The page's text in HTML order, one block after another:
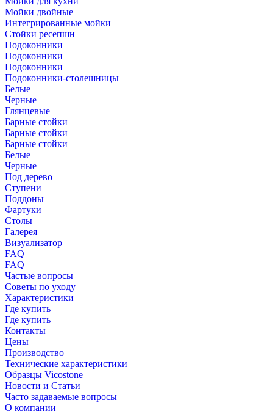
Мойки двойные
Интегрированные мойки
Стойки ресепшн
Подоконники
Подоконники
Подоконники
Подоконники-столешницы
Белые
Черные
Глянцевые
Барные стойки
Барные стойки
Барные стойки
Белые
Черные
Под дерево
Ступени
Поддоны
Фартуки
Столы
Галерея
Визуализатор
FAQ
FAQ
Частые вопросы
Советы по уходу
Характеристики
Где купить
Где купить
Контакты
Цены
Производство
Технические характеристики
Образцы Vicostone
Новости и Статьи
Часто задаваемые вопросы
О компании